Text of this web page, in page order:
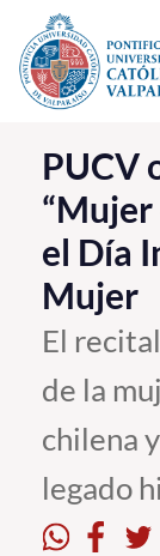
Click acá para ir
La Universidad
Investigación,
PUCV
Vinculación
Admisión
Pregrado
Postgrado
Formación
PUCV
“Mujer
el Día
Mujer
El
de la
chilena
legado